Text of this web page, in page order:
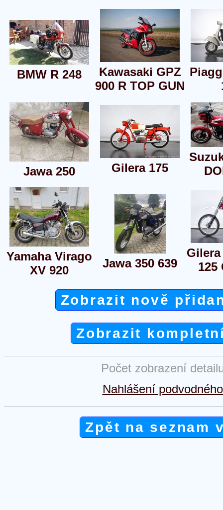
BMW R 248
Kawasaki GPZ
900 R TOP GUN
Jawa 250 Gilera 175
Yamaha Virago
XV 920
Jawa 350 639
125
Zobrazit nově
Zobrazit
Počet zobrazení
Nahlášení
Zpět na seznam